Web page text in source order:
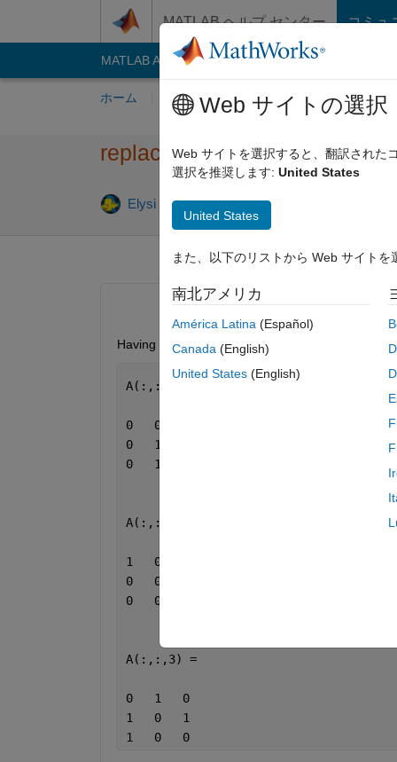
MATLAB ヘルプ センター コミュ
MATLAB Answers File Exchange
ホーム 質問する 回答 閲覧
replace matrix A with the
Elysi Cochin 2022 5 月 15
Having a matrix A as attached, how to replace
A(:,:,1) =
0   0   1
0   1   0
0   1   1
A(:,:,2) =
1   0   0
0   0   0
0   0   0
A(:,:,3) =
0   1   0
1   0   1
1   0   0
Web サイトの選択
Web サイトを選択すると、翻訳された
選択を推奨します: United States
United States
また、以下のリストから Web サイトを
南北アメリカ
América Latina (Español)
Canada (English)
United States (English)